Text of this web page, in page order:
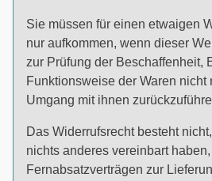
Sie müssen für einen etwaigen
nur aufkommen, wenn dieser
zur Prüfung der Beschaffenheit,
Funktionsweise der Waren nicht
Umgang mit ihnen
Das Widerrufsrecht besteht
nichts anderes vereinbart
Fernabsatzverträgen zur